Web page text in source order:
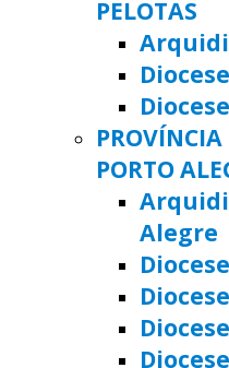
PELOTAS
PROVÍNCIA
PORTO
Alegre